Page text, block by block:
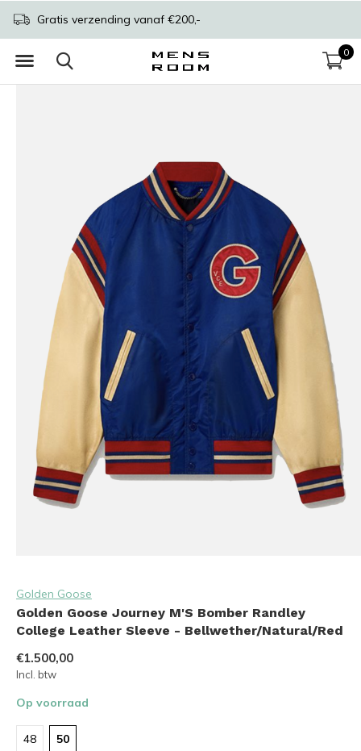
0
Gratis verzending vanaf €200,-
Golden Goose
Golden Goose Journey M'S Bomber Randley
College Leather Sleeve - Bellwether/Natural/Red
€1.500,00
Incl. btw
Op voorraad
48 50